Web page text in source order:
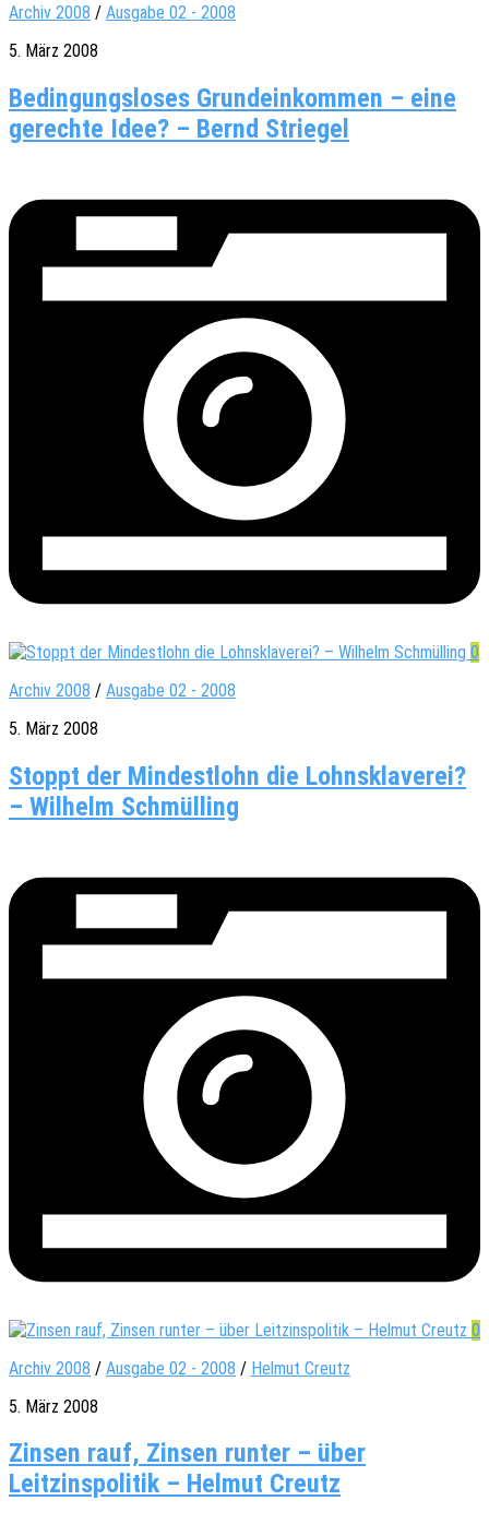
Archiv 2008 / Ausgabe 02 - 2008
5. März 2008
Bedingungsloses Grundeinkommen – eine
gerechte Idee? – Bernd Striegel
0
Archiv 2008 / Ausgabe 02 - 2008
5. März 2008
Stoppt der Mindestlohn die Lohnsklaverei?
– Wilhelm Schmülling
0
Archiv 2008 / Ausgabe 02 - 2008 / Helmut Creutz
5. März 2008
Zinsen rauf, Zinsen runter – über
Leitzinspolitik – Helmut Creutz